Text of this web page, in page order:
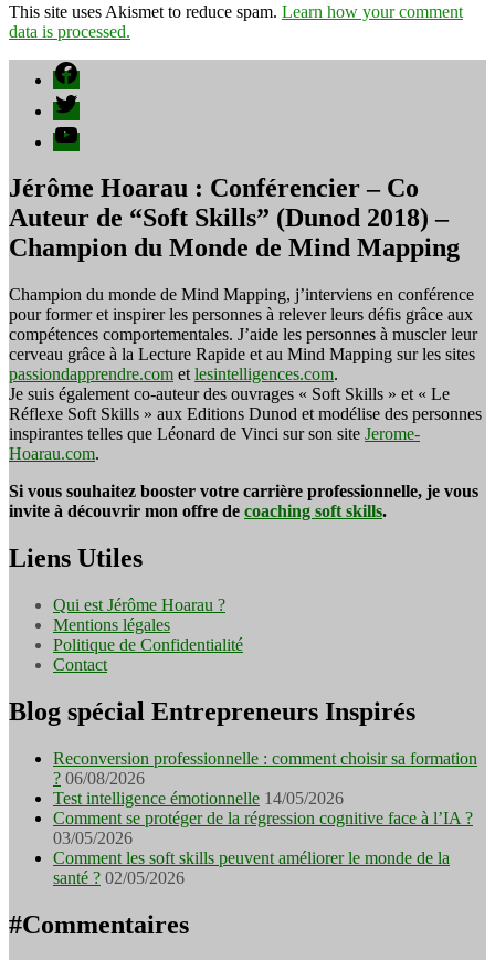
This site uses Akismet to reduce spam. Learn how your comment
data is processed.
Facebook
Twitter
YouTube
Jérôme Hoarau : Conférencier – Co
Auteur de “Soft Skills” (Dunod 2018) –
Champion du Monde de Mind Mapping
Champion du monde de Mind Mapping, j’interviens en conférence
pour former et inspirer les personnes à relever leurs défis grâce aux
compétences comportementales. J’aide les personnes à muscler leur
cerveau grâce à la Lecture Rapide et au Mind Mapping sur les sites
passiondapprendre.com et lesintelligences.com.
Je suis également co-auteur des ouvrages « Soft Skills » et « Le
Réflexe Soft Skills » aux Editions Dunod et modélise des personnes
inspirantes telles que Léonard de Vinci sur son site Jerome-
Hoarau.com.
Si vous souhaitez booster votre carrière professionnelle, je vous
invite à découvrir mon offre de coaching soft skills.
Liens Utiles
Qui est Jérôme Hoarau ?
Mentions légales
Politique de Confidentialité
Contact
Blog spécial Entrepreneurs Inspirés
Reconversion professionnelle : comment choisir sa formation
? 06/08/2026
Test intelligence émotionnelle 14/05/2026
Comment se protéger de la régression cognitive face à l’IA ?
03/05/2026
Comment les soft skills peuvent améliorer le monde de la
santé ? 02/05/2026
#Commentaires